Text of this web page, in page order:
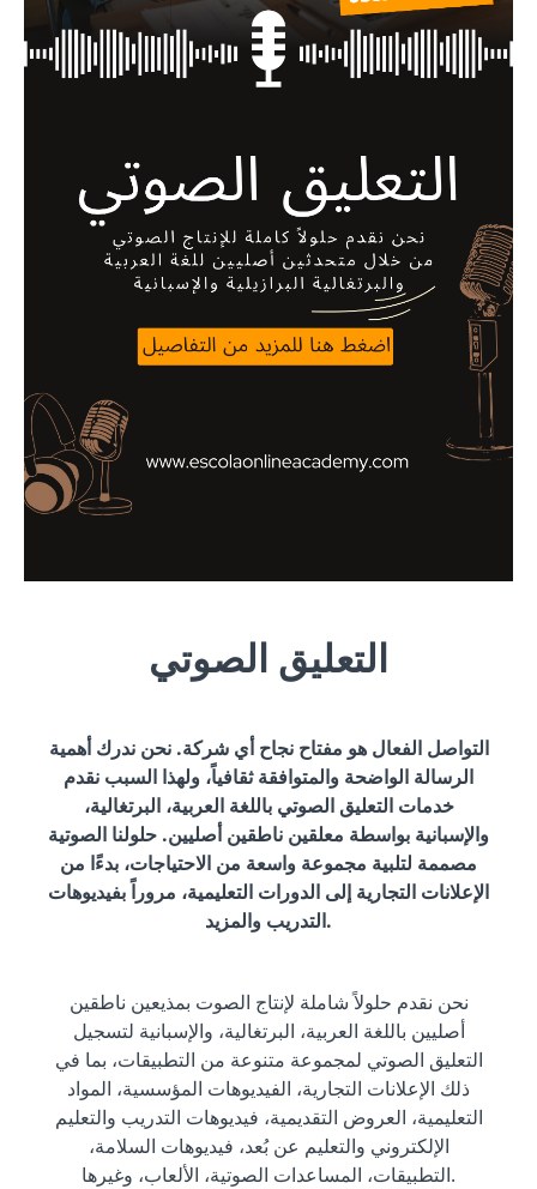
التعليق الصوتي
التواصل الفعال هو مفتاح نجاح أي شركة. نحن ندرك أهمية
الرسالة الواضحة والمتوافقة ثقافياً، ولهذا السبب نقدم
خدمات التعليق الصوتي باللغة العربية، البرتغالية،
والإسبانية بواسطة معلقين ناطقين أصليين. حلولنا الصوتية
مصممة لتلبية مجموعة واسعة من الاحتياجات، بدءًا من
الإعلانات التجارية إلى الدورات التعليمية، مروراً بفيديوهات
التدريب والمزيد.
نحن نقدم حلولاً شاملة لإنتاج الصوت بمذيعين ناطقين
أصليين باللغة العربية، البرتغالية، والإسبانية لتسجيل
التعليق الصوتي لمجموعة متنوعة من التطبيقات، بما في
ذلك الإعلانات التجارية، الفيديوهات المؤسسية، المواد
التعليمية، العروض التقديمية، فيديوهات التدريب والتعليم
الإلكتروني والتعليم عن بُعد، فيديوهات السلامة،
التطبيقات، المساعدات الصوتية، الألعاب، وغيرها.